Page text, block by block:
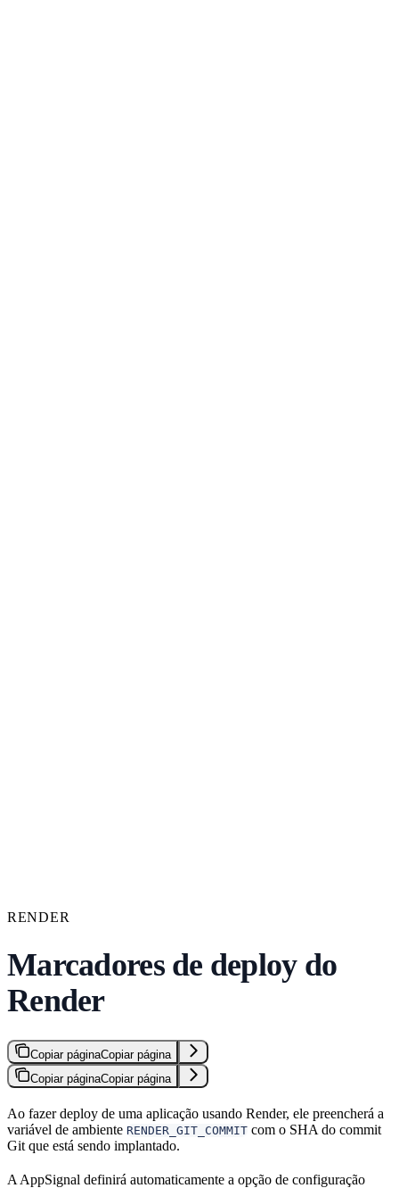
RENDER
Marcadores de deploy do
Render
Copiar páginaCopiar página
Copiar páginaCopiar página
Ao fazer deploy de uma aplicação usando Render, ele preencherá a
variável de ambiente RENDER_GIT_COMMIT com o SHA do commit
Git que está sendo implantado.
A AppSignal definirá automaticamente a opção de configuração